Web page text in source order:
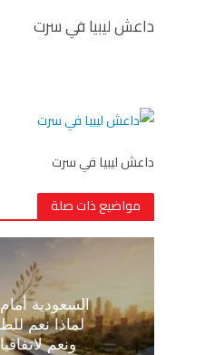
داعش ليبيا في سرت
داعش ليبيا في سرت
مواضيع ذات صلة
السعودية
لماذا نعم
ونعم